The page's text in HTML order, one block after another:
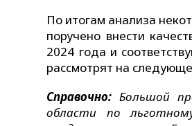
По итогам анализа
поручено внести
2024 года и
рассмотрят на
Справочно: Большой
области по